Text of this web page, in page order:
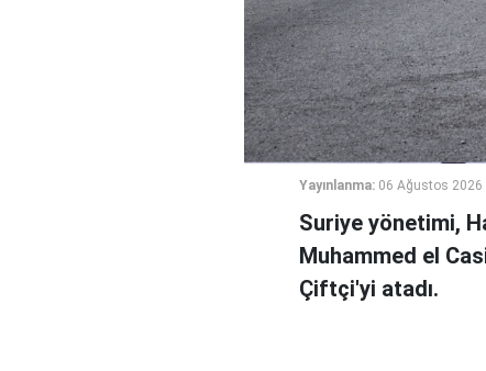
Yayınlanma: 06 Ağustos 2026
Suriye yönetimi,
Muhammed el
Çiftçi'yi atadı.